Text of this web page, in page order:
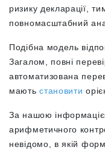
ризику декларації,
повномасштабний
Подібна модель
Загалом, повні
автоматизована
маютьстановити
За нашою
арифметичного
невідомо, в якій